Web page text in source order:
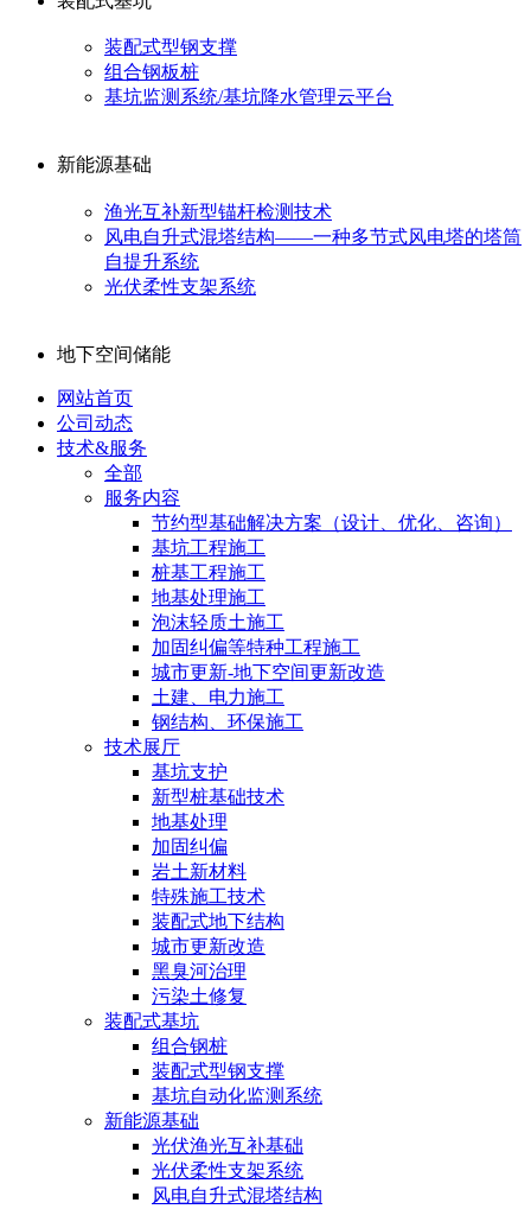
装配式型钢支撑
组合钢板桩
基坑监测系统/基坑降水管理云平台
新能源基础
渔光互补新型锚杆检测技术
风电自升式混塔结构——一种多节式风电塔的塔筒
自提升系统
光伏柔性支架系统
地下空间储能
网站首页
公司动态
技术&服务
全部
服务内容
节约型基础解决方案（设计、优化、咨询）
基坑工程施工
桩基工程施工
地基处理施工
泡沫轻质土施工
加固纠偏等特种工程施工
城市更新-地下空间更新改造
土建、电力施工
钢结构、环保施工
技术展厅
基坑支护
新型桩基础技术
地基处理
加固纠偏
岩土新材料
特殊施工技术
装配式地下结构
城市更新改造
黑臭河治理
污染土修复
装配式基坑
组合钢桩
装配式型钢支撑
基坑自动化监测系统
新能源基础
光伏渔光互补基础
光伏柔性支架系统
风电自升式混塔结构